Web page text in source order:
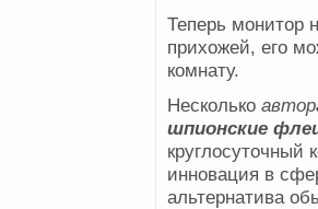
Теперь монитор
прихожей, его
комнату.
Несколько
шпионские
круглосуточный
инновация в
альтернатива